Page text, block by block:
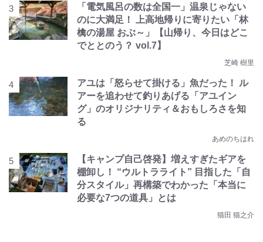
「電気風呂の数は全国一」温泉じゃない
のに大満足！ 上高地帰りに寄りたい「林
檎の湯屋 おぶ～」【山帰り、今日はどこ
でととのう？ vol.7】
芝崎 樹里
アユは「怒らせて掛ける」魚だった！ ル
アーを追わせて釣りあげる「アユイン
グ」のオリジナリティ＆おもしろさを知
る
あめのちはれ
【キャンプ自己啓発】増えすぎたギアを
棚卸し！ “ウルトラライト” 目指した「自
分スタイル」再構築でわかった「本当に
必要な7つの道具」とは
猫田 猫之介